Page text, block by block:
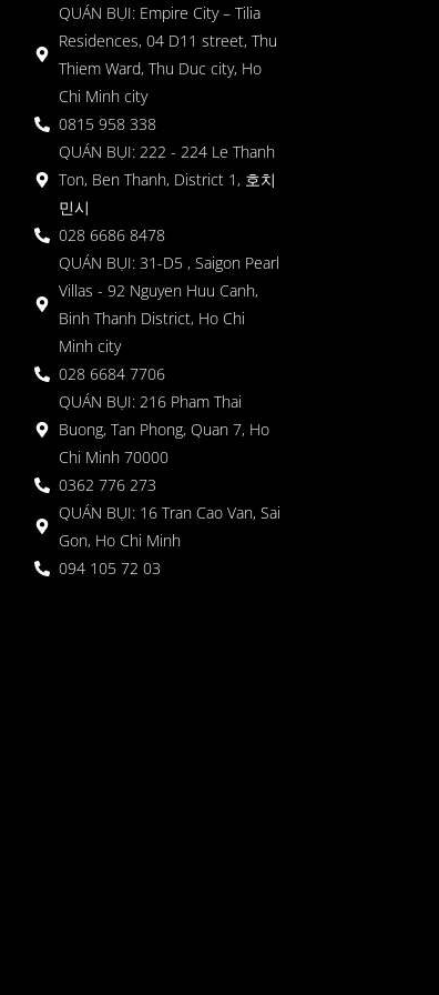
QUÁN BỤI: Empire City – Tilia
Residences, 04 D11 street, Thu
Thiem Ward, Thu Duc city, Ho
Chi Minh city
0815 958 338
QUÁN BỤI: 222 - 224 Le Thanh
Ton, Ben Thanh, District 1, 호치
민시
028 6686 8478
QUÁN BỤI: 31-D5 , Saigon Pearl
Villas - 92 Nguyen Huu Canh,
Binh Thanh District, Ho Chi
Minh city
028 6684 7706
QUÁN BỤI: 216 Pham Thai
Buong, Tan Phong, Quan 7, Ho
Chi Minh 70000
0362 776 273
QUÁN BỤI: 16 Tran Cao Van, Sai
Gon, Ho Chi Minh
094 105 72 03